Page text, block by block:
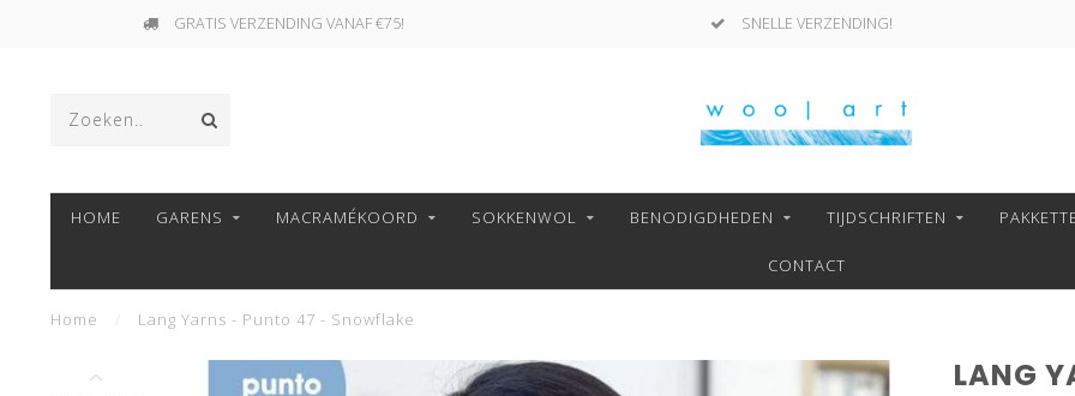
GRATIS VERZENDING VANAF €75! SNELLE VERZENDING!
HOME GARENS MACRAMÉKOORD SOKKENWOL BENODIGDHEDEN TIJDSCHRIFTEN
CONTACT
Home Lang Yarns - Punto 47 - Snowflake
LANG